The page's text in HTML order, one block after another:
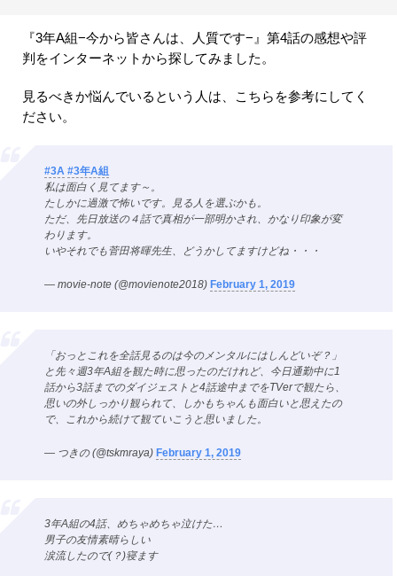
『3年A組−今から皆さんは、人質です−』第4話の感想や評
判をインターネットから探してみました。
見るべきか悩んでいるという人は、こちらを参考にしてく
ださい。
#3A #3年A組
私は面白く見てます～。
たしかに過激で怖いです。見る人を選ぶかも。
ただ、先日放送の４話で真相が一部明かされ、かなり印象が変
わります。
いやそれでも菅田将暉先生、どうかしてますけどね・・・
— movie-note (@movienote2018) February 1, 2019
「おっとこれを全話見るのは今のメンタルにはしんどいぞ？」
と先々週3年A組を観た時に思ったのだけれど、今日通勤中に1
話から3話までのダイジェストと4話途中までをTVerで観たら、
思いの外しっかり観られて、しかもちゃんも面白いと思えたの
で、これから続けて観ていこうと思いました。
— つきの (@tskmraya) February 1, 2019
3年A組の4話、めちゃめちゃ泣けた…
男子の友情素晴らしい
涙流したので(？)寝ます